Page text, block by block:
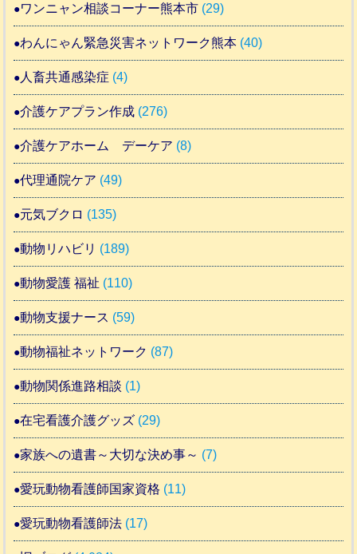
ワンニャン相談コーナー熊本市 (29)
わんにゃん緊急災害ネットワーク熊本 (40)
人畜共通感染症 (4)
介護ケアプラン作成 (276)
介護ケアホーム デーケア (8)
代理通院ケア (49)
元気ブクロ (135)
動物リハビリ (189)
動物愛護 福祉 (110)
動物支援ナース (59)
動物福祉ネットワーク (87)
動物関係進路相談 (1)
在宅看護介護グッズ (29)
家族への遺書～大切な決め事～ (7)
愛玩動物看護師国家資格 (11)
愛玩動物看護師法 (17)